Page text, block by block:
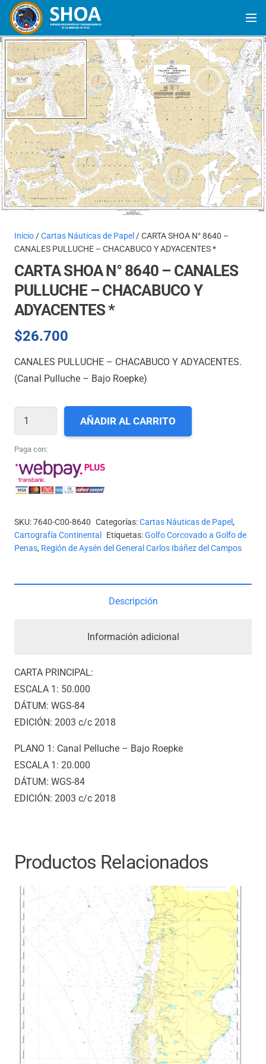
Inicio/Cartas Náuticas de Papel / CARTA SHOA N° 8640 –
CANALES PULLUCHE – CHACABUCO Y ADYACENTES *
CARTA SHOA N° 8640 – CANALES
PULLUCHE – CHACABUCO Y
ADYACENTES *
$26.700
CANALES PULLUCHE – CHACABUCO Y ADYACENTES.
(Canal Pulluche – Bajo Roepke)
CARTA
N°
8640
CANALES
-
CHACABUCO
AÑADIR AL CARRITO
Paga con:
SKU:7640-C00-8640 Categorías:Cartas Náuticas de Papel,
Cartografía Continental
Etiquetas:Golfo Corcovado a Golfo de
Penas, Región de Aysén del General Carlos Ibáñez del Campos
Descripción
Información adicional
CARTA PRINCIPAL:
ESCALA 1: 50.000
DÁTUM: WGS-84
EDICIÓN: 2003 c/c 2018
PLANO 1: Canal Pelluche – Bajo Roepke
ESCALA 1: 20.000
DÁTUM: WGS-84
EDICIÓN: 2003 c/c 2018
Productos Relacionados